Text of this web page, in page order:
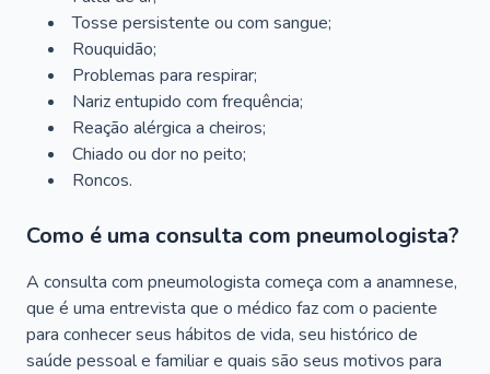
Tosse persistente ou com sangue;
Rouquidão;
Problemas para respirar;
Nariz entupido com frequência;
Reação alérgica a cheiros;
Chiado ou dor no peito;
Roncos.
Como é uma consulta com pneumologista?
A consulta com pneumologista começa com a anamnese,
que é uma entrevista que o médico faz com o paciente
para conhecer seus hábitos de vida, seu histórico de
saúde pessoal e familiar e quais são seus motivos para